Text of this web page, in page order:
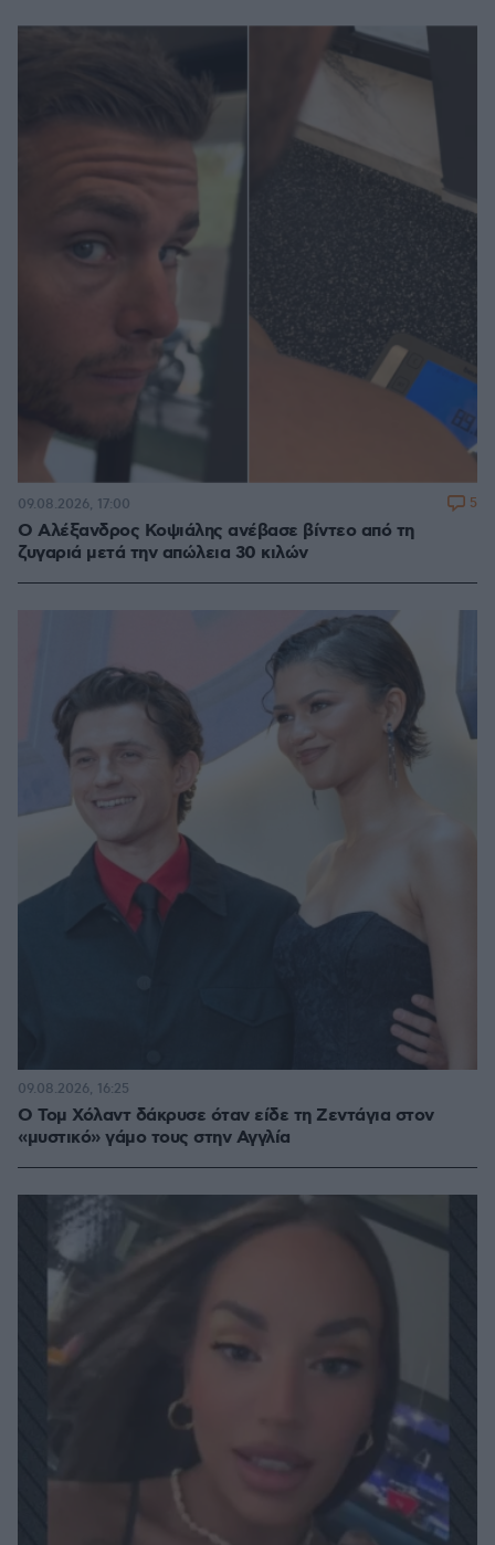
Ο Αλέξανδρος Κοψιάλης ανέβασε βίντεο από τη
ζυγαριά μετά την απώλεια 30 κιλών
09.08.2026, 17:00 5
Ο Τομ Χόλαντ δάκρυσε όταν είδε τη Ζεντάγια στον
«μυστικό» γάμο τους στην Αγγλία
09.08.2026, 16:25